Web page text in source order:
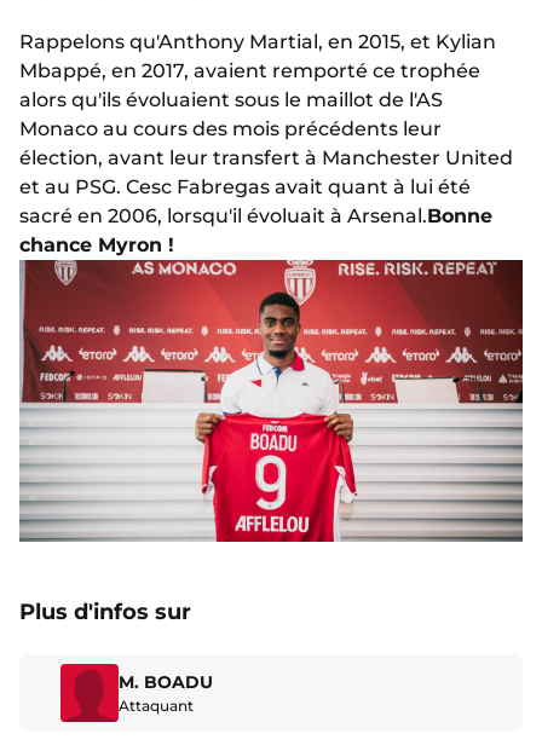
Rappelons qu'Anthony Martial, en 2015, et Kylian
Mbappé, en 2017, avaient remporté ce trophée
alors qu'ils évoluaient sous le maillot de l'AS
Monaco au cours des mois précédents leur
élection, avant leur transfert à Manchester United
et au PSG. Cesc Fabregas avait quant à lui été
sacré en 2006, lorsqu'il évoluait à Arsenal.Bonne
chance Myron !
Plus d'infos sur
M. BOADU
Attaquant